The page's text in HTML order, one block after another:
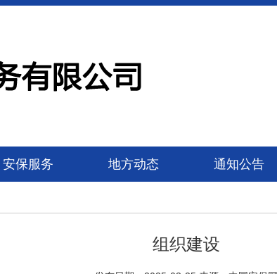
安保服务 地方动态 通知公告
组织建设